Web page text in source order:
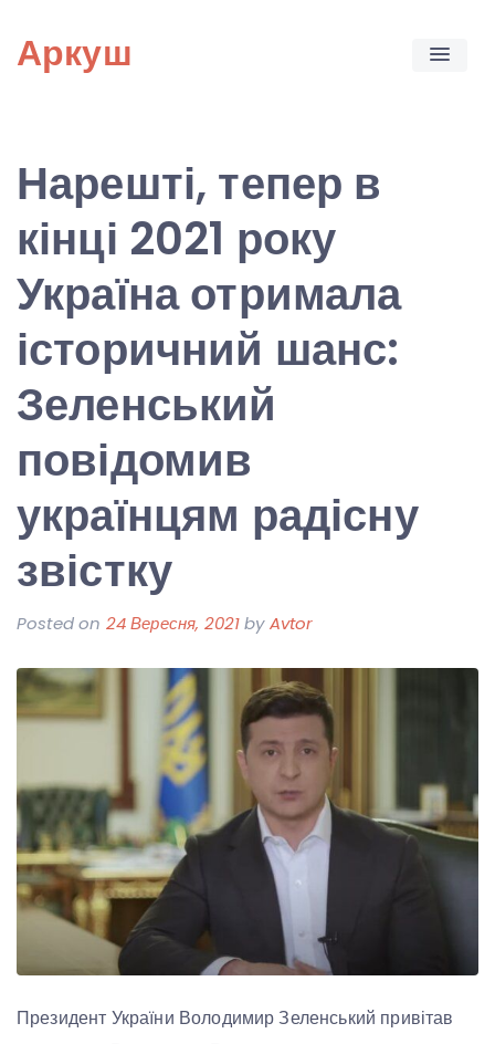
content
Аркуш
Нарешті, тепер в
кінці 2021 року
Україна отримала
історичний шанс:
Зеленський
повідомив
українцям радісну
звістку
Posted on 24 Вересня, 2021byAvtor
Президент України Володимир Зеленський привітав